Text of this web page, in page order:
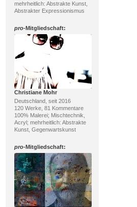
mehrheitlich: Abstrakte Kunst,
Abstrakter Expressionismus
pro-Mitgliedschaft:
Christiane Mohr
Deutschland, seit 2016
120 Werke, 81 Kommentare
100% Malerei; Mischtechnik,
Acryl; mehrheitlich: Abstrakte
Kunst, Gegenwartskunst
pro-Mitgliedschaft: